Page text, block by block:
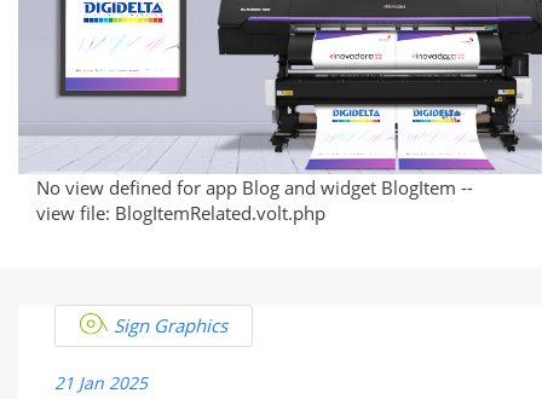
No view defined for app Blog and widget BlogItem --
view file: BlogItemRelated.volt.php
Sign Graphics
21 Jan 2025
Digidelta
COTEC?